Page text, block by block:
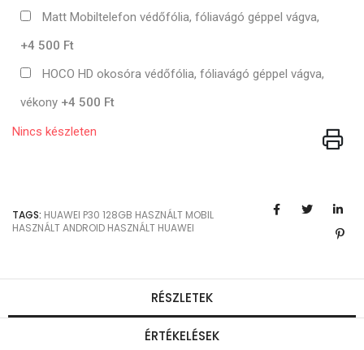
Matt Mobiltelefon védőfólia, fóliavágó géppel vágva,
+4 500 Ft
HOCO HD okosóra védőfólia, fóliavágó géppel vágva,
vékony +4 500 Ft
Nincs készleten
TAGS: HUAWEI P30 128GB HASZNÁLT MOBIL
HASZNÁLT ANDROID HASZNÁLT HUAWEI
RÉSZLETEK
ÉRTÉKELÉSEK